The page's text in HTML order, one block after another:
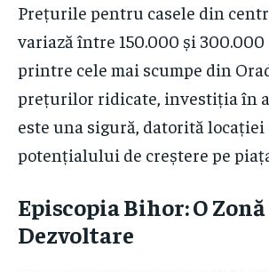
Prețurile pentru casele din
variază între 150.000 și
printre cele mai scumpe din
prețurilor ridicate, investiția în
este una sigură, datorită locației
potențialului de creștere pe
Episcopia Bihor: O
Dezvoltare